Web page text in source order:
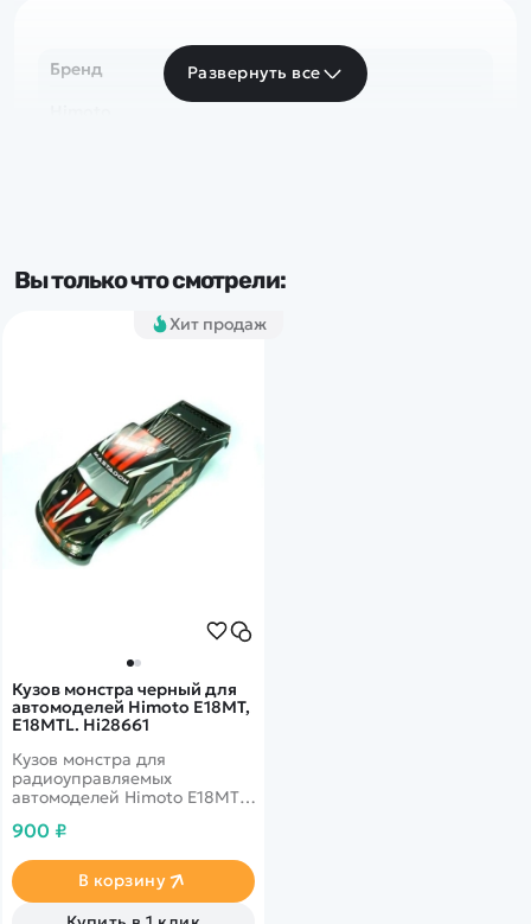
Бренд
Развернуть все
Вы только что смотрели:
Хит продаж
Кузов монстра черный для
автомоделей Himoto E18MT,
E18MTL. Hi28661
Кузов монстра для
радиоуправляемых
автомоделей Himoto E18MT,
900 ₽
В корзину